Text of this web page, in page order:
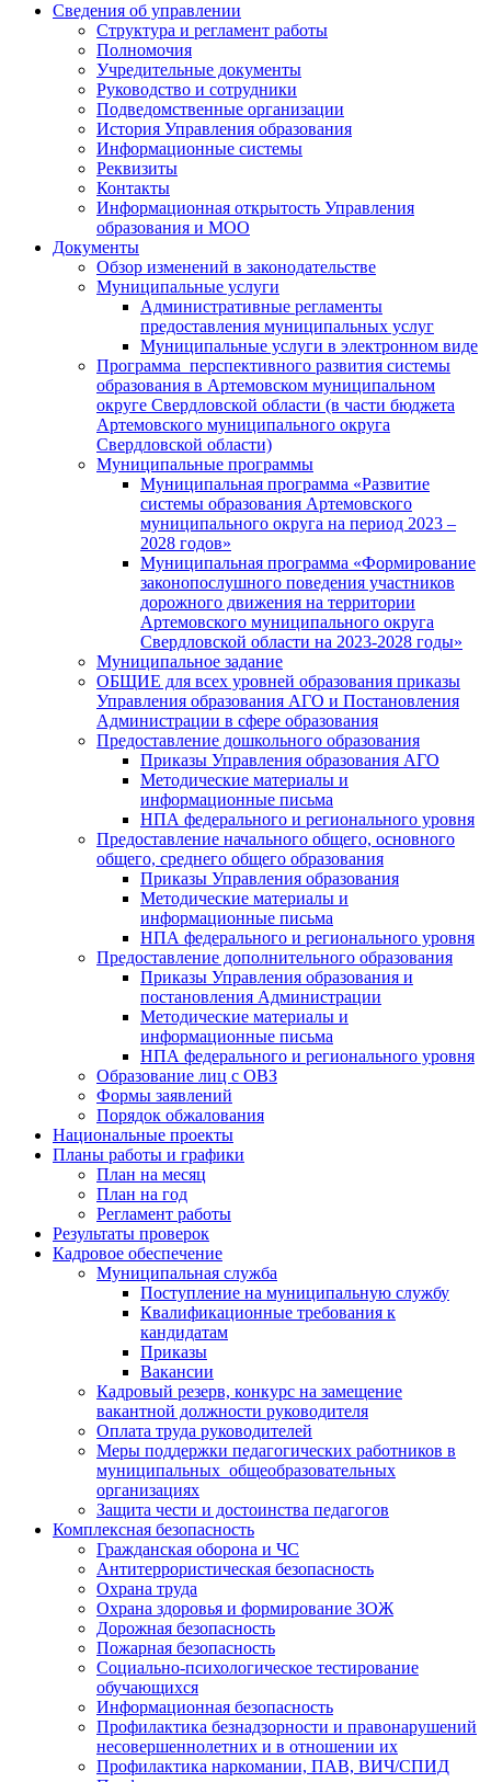
Сведения об управлении
Структура и регламент работы
Полномочия
Учредительные документы
Руководство и сотрудники
Подведомственные организации
История Управления образования
Информационные системы
Реквизиты
Контакты
Информационная открытость Управления
образования и МОО
Документы
Обзор изменений в законодательстве
Муниципальные услуги
Административные регламенты
предоставления муниципальных услуг
Муниципальные услуги в электронном виде
Программа перспективного развития системы
образования в Артемовском муниципальном
округе Свердловской области (в части бюджета
Артемовского муниципального округа
Свердловской области)
Муниципальные программы
Муниципальная программа «Развитие
системы образования Артемовского
муниципального округа на период 2023 –
2028 годов»
Муниципальная программа «Формирование
законопослушного поведения участников
дорожного движения на территории
Артемовского муниципального округа
Свердловской области на 2023-2028 годы»
Муниципальное задание
ОБЩИЕ для всех уровней образования приказы
Управления образования АГО и Постановления
Администрации в сфере образования
Предоставление дошкольного образования
Приказы Управления образования АГО
Методические материалы и
информационные письма
НПА федерального и регионального уровня
Предоставление начального общего, основного
общего, среднего общего образования
Приказы Управления образования
Методические материалы и
информационные письма
НПА федерального и регионального уровня
Предоставление дополнительного образования
Приказы Управления образования и
постановления Администрации
Методические материалы и
информационные письма
НПА федерального и регионального уровня
Образование лиц с ОВЗ
Формы заявлений
Порядок обжалования
Национальные проекты
Планы работы и графики
План на месяц
План на год
Регламент работы
Результаты проверок
Кадровое обеспечение
Муниципальная служба
Поступление на муниципальную службу
Квалификационные требования к
кандидатам
Приказы
Вакансии
Кадровый резерв, конкурс на замещение
вакантной должности руководителя
Оплата труда руководителей
Меры поддержки педагогических работников в
муниципальных общеобразовательных
организациях
Защита чести и достоинства педагогов
Комплексная безопасность
Гражданская оборона и ЧС
Антитеррористическая безопасность
Охрана труда
Охрана здоровья и формирование ЗОЖ
Дорожная безопасность
Пожарная безопасность
Социально-психологическое тестирование
обучающихся
Информационная безопасность
Профилактика безнадзорности и правонарушений
несовершеннолетних и в отношении их
Профилактика наркомании, ПАВ, ВИЧ/СПИД